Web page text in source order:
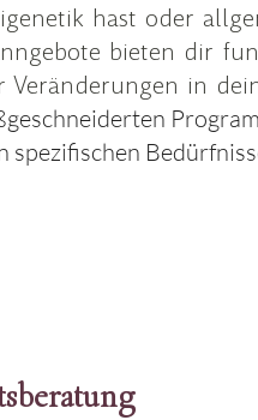
hast oder
bieten dir
in